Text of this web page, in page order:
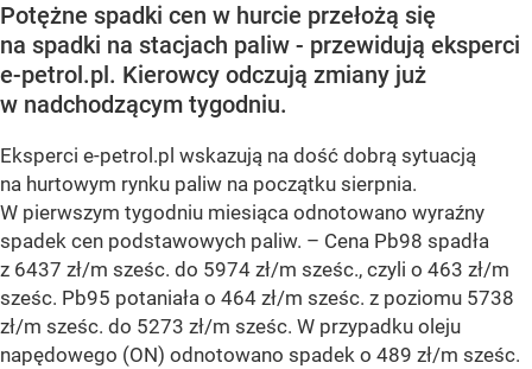
Potężne spadki cen w hurcie przełożą się
na spadki na stacjach paliw - przewidują eksperci
e-petrol.pl. Kierowcy odczują zmiany już
w nadchodzącym tygodniu.
Eksperci e-petrol.pl wskazują na dość dobrą sytuacją
na hurtowym rynku paliw na początku sierpnia.
W pierwszym tygodniu miesiąca odnotowano wyraźny
spadek cen podstawowych paliw. – Cena Pb98 spadła
z 6437 zł/m sześc. do 5974 zł/m sześc., czyli o 463 zł/m
sześc. Pb95 potaniała o 464 zł/m sześc. z poziomu 5738
zł/m sześc. do 5273 zł/m sześc. W przypadku oleju
napędowego (ON) odnotowano spadek o 489 zł/m sześc.